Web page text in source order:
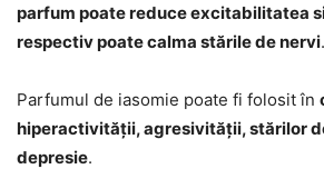
parfum poate reduce excitabilitatea
respectiv poate calma stările de nervi.
Parfumul de iasomie poate fi folosit în
hiperactivității, agresivității, stărilor
depresie.